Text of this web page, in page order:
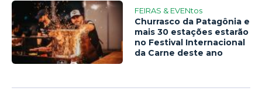
FEIRAS & EVENtos
Churrasco da Patagônia e
mais 30 estações estarão
no Festival Internacional
da Carne deste ano